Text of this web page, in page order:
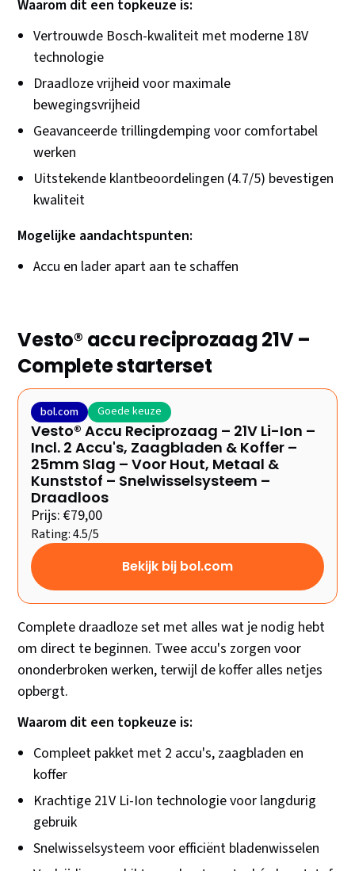
Waarom dit een topkeuze is:
Vertrouwde Bosch-kwaliteit met moderne 18V
technologie
Draadloze vrijheid voor maximale
bewegingsvrijheid
Geavanceerde trillingdemping voor comfortabel
werken
Uitstekende klantbeoordelingen (4.7/5) bevestigen
kwaliteit
Mogelijke aandachtspunten:
Accu en lader apart aan te schaffen
Vesto® accu reciprozaag 21V –
Complete starterset
bol.com Goede keuze
Vesto® Accu Reciprozaag – 21V Li-Ion –
Incl. 2 Accu's, Zaagbladen & Koffer –
25mm Slag – Voor Hout, Metaal &
Kunststof – Snelwisselsysteem –
Draadloos
Prijs: €79,00
Rating: 4.5/5
Bekijk bij bol.com
Complete draadloze set met alles wat je nodig hebt
om direct te beginnen. Twee accu's zorgen voor
ononderbroken werken, terwijl de koffer alles netjes
opbergt.
Waarom dit een topkeuze is:
Compleet pakket met 2 accu's, zaagbladen en
koffer
Krachtige 21V Li-Ion technologie voor langdurig
gebruik
Snelwisselsysteem voor efficiënt bladenwisselen